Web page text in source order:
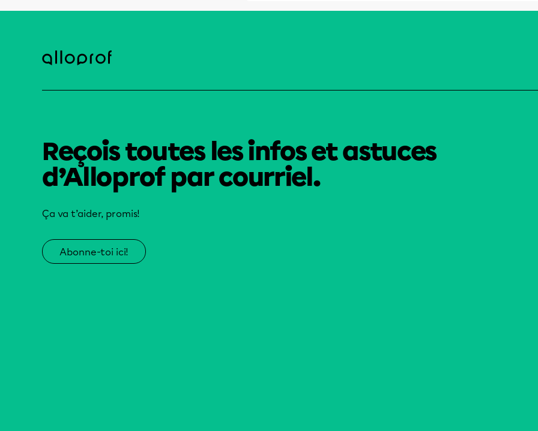
Reçois toutes les infos et astuces
d’Alloprof par courriel.
Ça va t’aider, promis!
Abonne-toi ici!